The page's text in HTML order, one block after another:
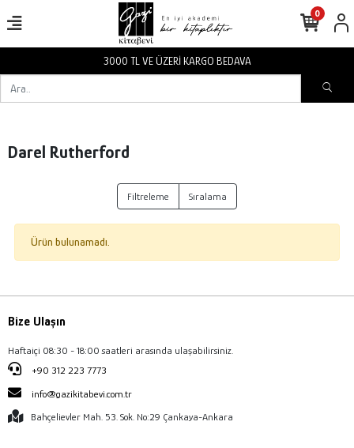
3000 TL VE ÜZERİ KARGO BEDAVA
0
Darel Rutherford
Filtreleme Sıralama
Ürün bulunamadı.
Bize Ulaşın
Haftaiçi 08:30 - 18:00 saatleri arasında ulaşabilirsiniz.
+90 312 223 7773
info@gazikitabevi.com.tr
Bahçelievler Mah. 53. Sok. No:29 Çankaya-Ankara